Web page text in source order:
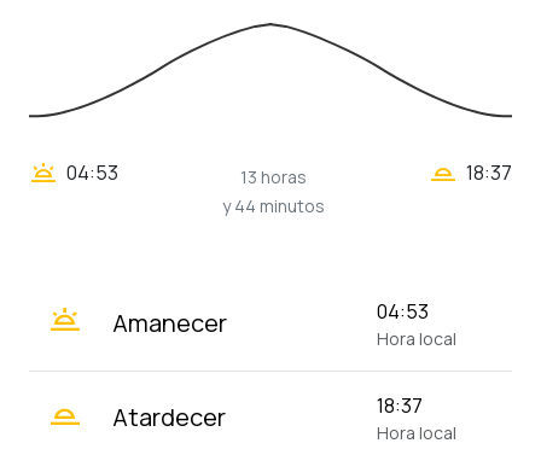
wb_twilight 04:53
13 horas
y 44 minutos
wb_twilight_2 18:37
wb_twilight Amanecer 04:53
Hora local
wb_twilight_2 Atardecer 18:37
Hora local